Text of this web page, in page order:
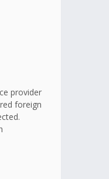
provider
foreign